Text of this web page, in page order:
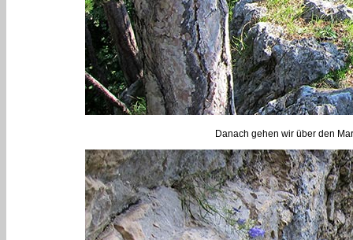
Danach gehen wir über den